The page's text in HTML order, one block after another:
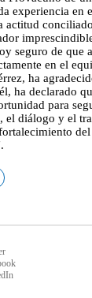
experiencia en
actitud
seguro de que
en el
ha
ha declarado
para
el diálogo y el